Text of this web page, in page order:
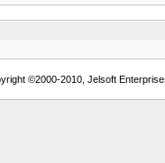
©2000-2010, Jelsoft